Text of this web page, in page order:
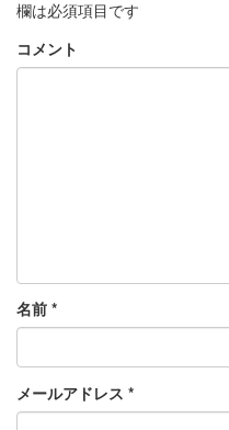
欄は必須項目です
コメント
名前 *
メールアドレス *